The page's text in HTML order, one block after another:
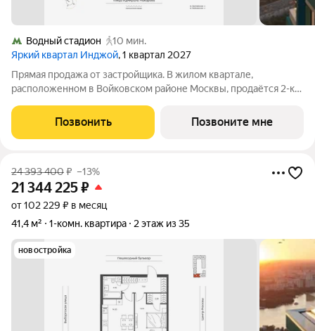
Водный стадион
10 мин.
Яркий квартал Инджой, 1 квартал 2027
Прямая продажа от застройщика. В жилом квартале,
расположенном в Войковском районе Москвы, продаётся 2-к
расположена на 2 этаже 32-этажного дома, корпус 1, в жилом
квартале бизнес-класса Инджой.
Позвонить Позвоните мне
24 393 400₽ –13%
21 344 225₽
от 102 229 ₽ в месяц
41,4 м²
1-комн. квартира 2 этаж из 35
новостройка